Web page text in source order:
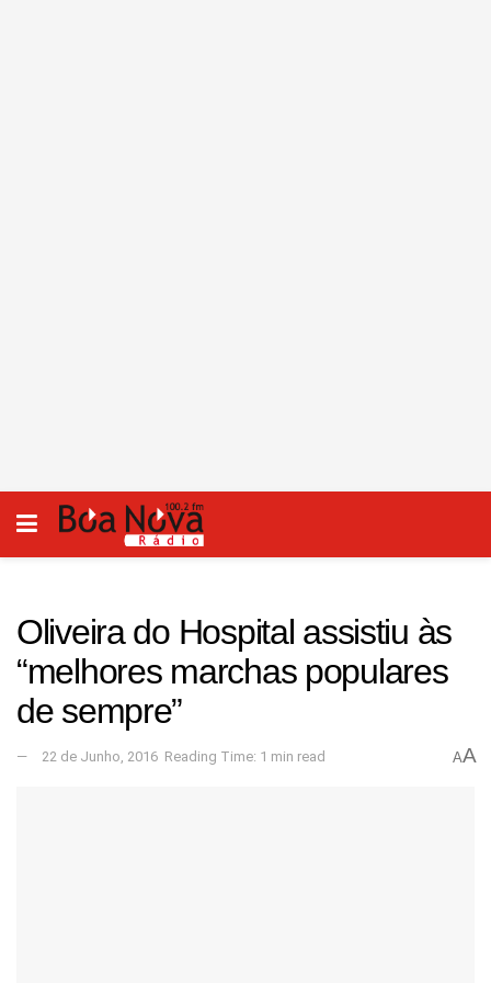
Oliveira do Hospital assistiu às
“melhores marchas populares
de sempre”
22 de Junho, 2016 Reading Time: 1 min read AA